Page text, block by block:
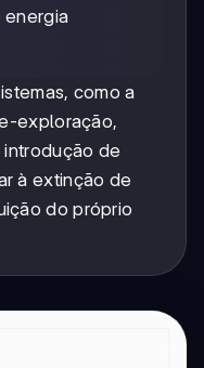
energia
como a
exploração,
de
à extinção de
do próprio